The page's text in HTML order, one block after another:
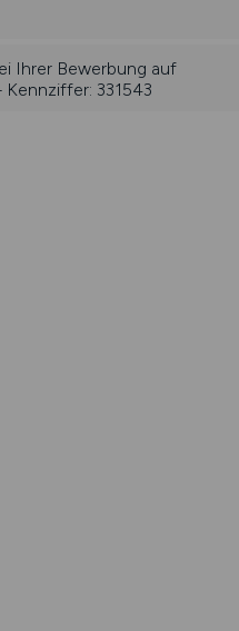
Ihrer Bewerbung auf
Kennziffer: 331543